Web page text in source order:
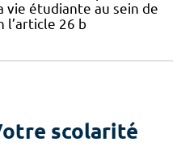
étudiante au sein de
l’article 26 b
scolarité